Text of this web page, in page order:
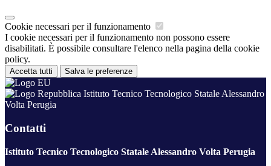
Cookie necessari per il funzionamento
I cookie necessari per il funzionamento non possono essere
disabilitati. È possibile consultare l'elenco nella pagina della cookie
policy.
Accetta tutti Salva le preferenze
Istituto Tecnico Tecnologico Statale Alessandro
Volta Perugia
Contatti
Istituto Tecnico Tecnologico Statale Alessandro Volta Perugia